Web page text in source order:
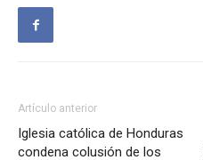
Artículo anterior
Iglesia católica de Honduras
condena colusión de los